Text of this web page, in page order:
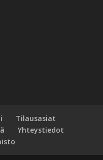
Tilausasiat
Yhteystiedot